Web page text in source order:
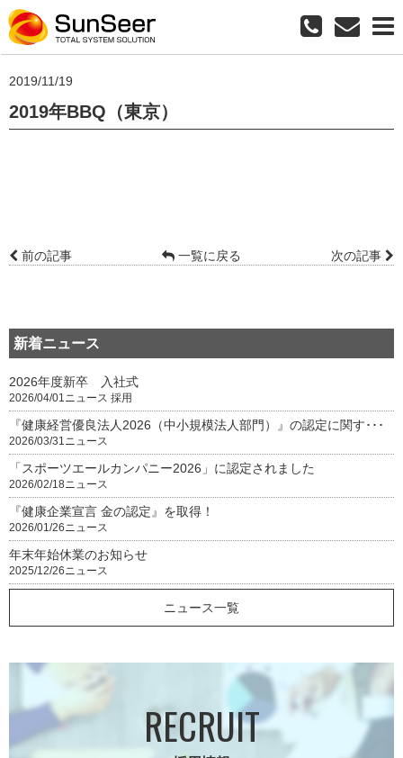
2019/11/19
2019年BBQ（東京）
前の記事 一覧に戻る 次の記事
新着ニュース
2026年度新卒 入社式
2026/04/01ニュース 採用
『健康経営優良法人2026（中小規模法人部門）』の認定に関す･･･
2026/03/31ニュース
「スポーツエールカンパニー2026」に認定されました
2026/02/18ニュース
『健康企業宣言 金の認定』を取得！
2026/01/26ニュース
年末年始休業のお知らせ
2025/12/26ニュース
ニュース一覧
RECRUIT